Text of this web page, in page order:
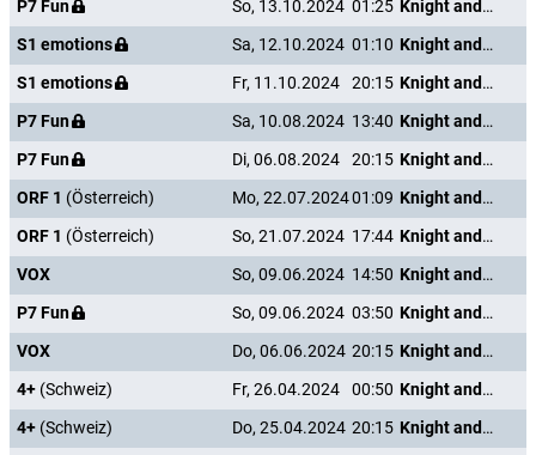
P7 Fun
So, 13.10.2024 01:25
Knight and Day
S1 emotions
Sa, 12.10.2024 01:10
Knight and Day
S1 emotions
Fr, 11.10.2024 20:15
Knight and Day
P7 Fun
Sa, 10.08.2024 13:40
Knight and Day
P7 Fun
Di, 06.08.2024 20:15
Knight and Day
ORF 1 (Österreich) Mo, 22.07.202401:09
Knight and Day
ORF 1 (Österreich) So, 21.07.2024 17:44
Knight and Day
VOX
So, 09.06.2024 14:50
Knight and Day
P7 Fun
So, 09.06.2024 03:50
Knight and Day
VOX
Do, 06.06.2024 20:15
Knight and Day
4+ (Schweiz) Fr, 26.04.2024 00:50
Knight and Day
4+ (Schweiz) Do, 25.04.2024 20:15
Knight and Day